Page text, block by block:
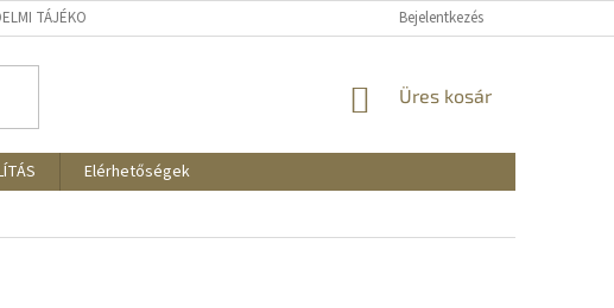
TÁJÉKOZTATÓ REKLAMÁCIÓK ÉS
Bejelentkezés
KOSÁR
Üres kosár
Elérhetőségek